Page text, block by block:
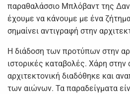
παραθαλάσσιο Μπλόβαντ της
έχουμε να κάνουμε με ένα
σημαίνει αντιγραφή στην
Η διάδοση των προτύπων στην
ιστορικές καταβολές. Χάρη στην
αρχιτεκτονική διαδόθηκε και
των αιώνων. Τα παραδείγματα